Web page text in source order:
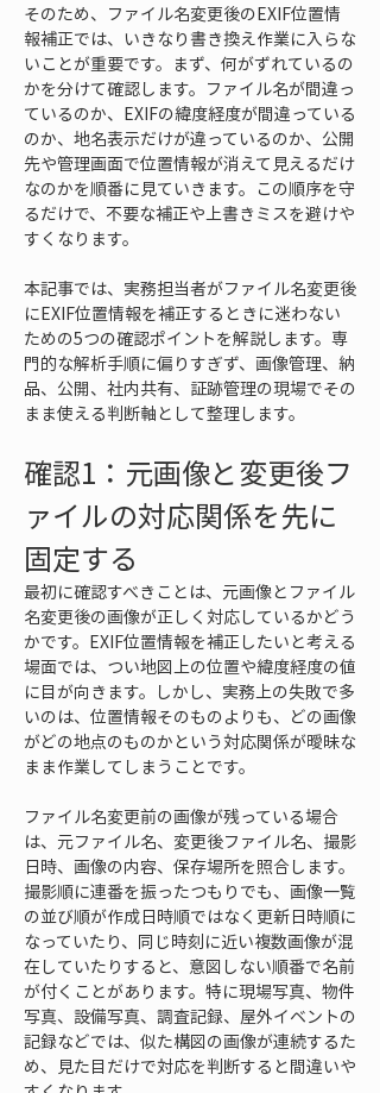
そのため、ファイル名変更後のEXIF位置情
報補正では、いきなり書き換え作業に入らな
いことが重要です。まず、何がずれているの
かを分けて確認します。ファイル名が間違っ
ているのか、EXIFの緯度経度が間違っている
のか、地名表示だけが違っているのか、公開
先や管理画面で位置情報が消えて見えるだけ
なのかを順番に見ていきます。この順序を守
るだけで、不要な補正や上書きミスを避けや
すくなります。
本記事では、実務担当者がファイル名変更後
にEXIF位置情報を補正するときに迷わない
ための5つの確認ポイントを解説します。専
門的な解析手順に偏りすぎず、画像管理、納
品、公開、社内共有、証跡管理の現場でその
まま使える判断軸として整理します。
確認1：元画像と変更後フ
ァイルの対応関係を先に
固定する
最初に確認すべきことは、元画像とファイル
名変更後の画像が正しく対応しているかどう
かです。EXIF位置情報を補正したいと考える
場面では、つい地図上の位置や緯度経度の値
に目が向きます。しかし、実務上の失敗で多
いのは、位置情報そのものよりも、どの画像
がどの地点のものかという対応関係が曖昧な
まま作業してしまうことです。
ファイル名変更前の画像が残っている場合
は、元ファイル名、変更後ファイル名、撮影
日時、画像の内容、保存場所を照合します。
撮影順に連番を振ったつもりでも、画像一覧
の並び順が作成日時順ではなく更新日時順に
なっていたり、同じ時刻に近い複数画像が混
在していたりすると、意図しない順番で名前
が付くことがあります。特に現場写真、物件
写真、設備写真、調査記録、屋外イベントの
記録などでは、似た構図の画像が連続するた
め、見た目だけで対応を判断すると間違いや